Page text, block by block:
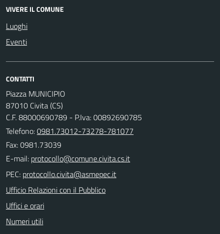
VIVERE IL COMUNE
Luoghi
Eventi
CONTATTI
Piazza MUNICIPIO
87010 Civita (CS)
C.F. 88000690789 - P.Iva: 00892690785
Telefono:0981.73012-73278-781077
Fax: 0981.73039
E-mail:
PEC:
Ufficio Relazioni con il Pubblico
Uffici e orari
Numeri utili